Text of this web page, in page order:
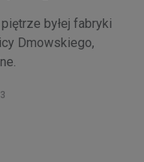
byłej fabryki
Dmowskiego,